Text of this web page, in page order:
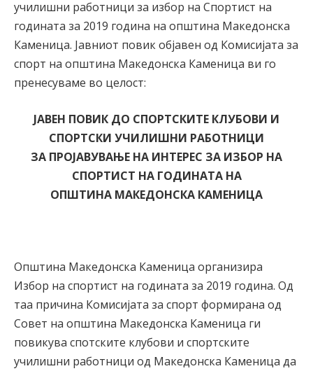
училишни работници за избор на Спортист на
годината за 2019 година на општина Македонска
Каменица. Јавниот повик објавен од Комисијата за
спорт на општина Македонска Каменица ви го
пренесуваме во целост:
ЈАВЕН ПОВИК ДО СПОРТСКИТЕ КЛУБОВИ И
СПОРТСКИ УЧИЛИШНИ РАБОТНИЦИ
ЗА ПРОЈАВУВАЊЕ НА ИНТЕРЕС ЗА ИЗБОР НА
СПОРТИСТ НА ГОДИНАТА НА
ОПШТИНА МАКЕДОНСКА КАМЕНИЦА
Општина Македонска Каменица организира
Избор на спортист на годината за 2019 година. Од
таа причина Комисијата за спорт формирана од
Совет на општина Македонска Каменица ги
повикува спотските клубови и спортските
училишни работници од Македонска Каменица да